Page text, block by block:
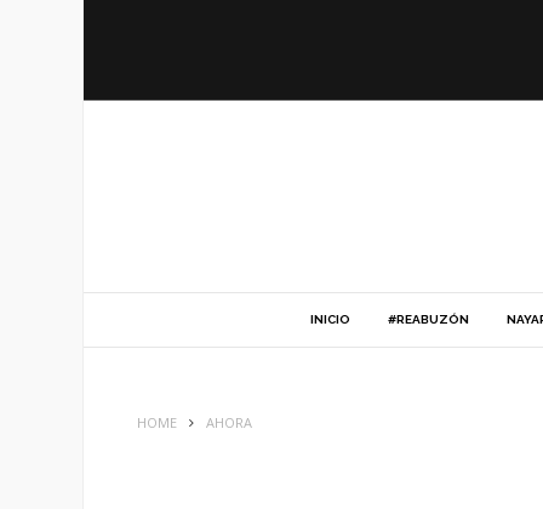
INICIO #REABUZÓN
HOME AHORA